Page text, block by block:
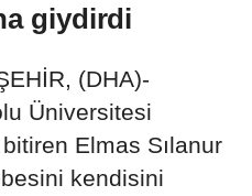
giydirdi
(DHA)-
Üniversitesi
Elmas Sılanur
kendisini